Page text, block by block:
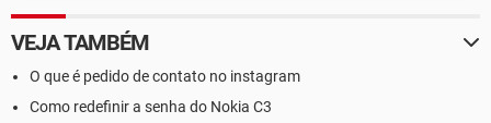
VEJA TAMBÉM
O que é pedido de contato no instagram
Como redefinir a senha do Nokia C3